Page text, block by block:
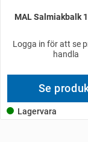
MAL Salmiakbalk
Logga in för att se
handla
Se
Lagervara